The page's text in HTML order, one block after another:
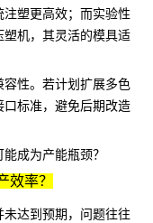
塑更高效；而实验性
塑机，其灵活的模具适
性。若计划扩展多色
标准，避免后期改造
成为产能瓶颈？
效率？
达到预期，问题往往